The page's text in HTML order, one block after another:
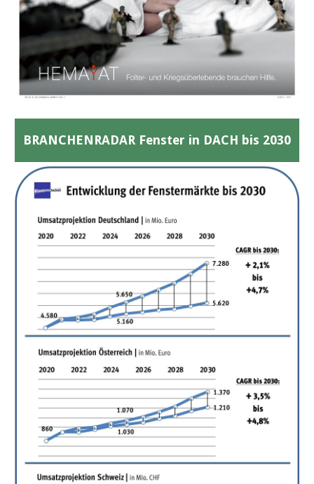
BRANCHENRADAR Fenster in DACH bis 2030